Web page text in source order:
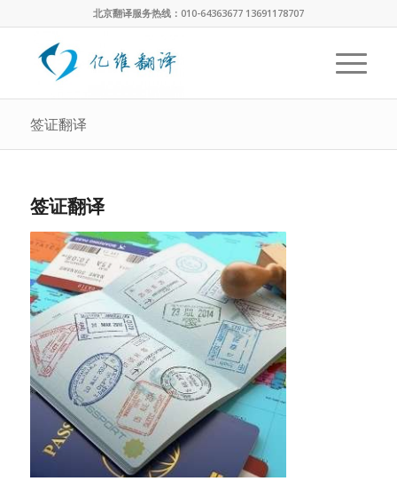
北京翻译服务热线：010-64363677 13691178707
签证翻译
签证翻译